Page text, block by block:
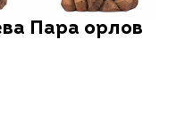
Пара орлов